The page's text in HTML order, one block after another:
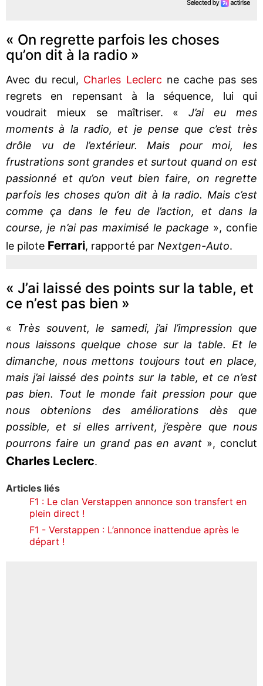
« On regrette parfois les choses
qu’on dit à la radio »
Avec du recul, Charles Leclerc ne cache pas ses
regrets en repensant à la séquence, lui qui
voudrait mieux se maîtriser. « J’ai eu mes
moments à la radio, et je pense que c’est très
drôle vu de l’extérieur. Mais pour moi, les
frustrations sont grandes et surtout quand on est
passionné et qu’on veut bien faire, on regrette
parfois les choses qu’on dit à la radio. Mais c’est
comme ça dans le feu de l’action, et dans la
course, je n’ai pas maximisé le package », confie
le pilote Ferrari, rapporté par Nextgen-Auto.
« J’ai laissé des points sur la table, et
ce n’est pas bien »
« Très souvent, le samedi, j’ai l’impression que
nous laissons quelque chose sur la table. Et le
dimanche, nous mettons toujours tout en place,
mais j’ai laissé des points sur la table, et ce n’est
pas bien. Tout le monde fait pression pour que
nous obtenions des améliorations dès que
possible, et si elles arrivent, j’espère que nous
pourrons faire un grand pas en avant », conclut
Charles Leclerc.
Articles liés
F1 : Le clan Verstappen annonce son transfert en
plein direct !
F1 - Verstappen : L’annonce inattendue après le
départ !